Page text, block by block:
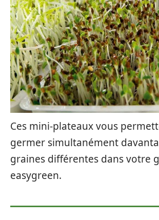
Ces mini-plateaux vous
germer simultanément
graines différentes dans votre
easygreen.